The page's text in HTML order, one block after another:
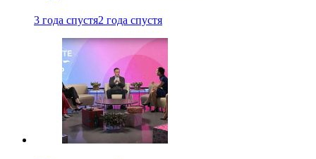
3 года спустя2 года спустя